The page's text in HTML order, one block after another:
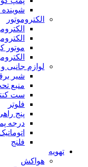
الکتروموتور
موتور
لوازم جانبی
شیر
منبع
ست
فلوتر
پنج
درجه
فلنج
تهویه
هواکش